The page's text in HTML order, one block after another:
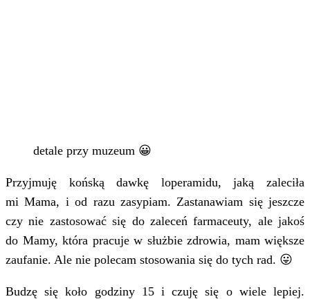
detale przy muzeum 😀
Przyjmuję końską dawkę loperamidu, jaką zaleciła
mi Mama, i od razu zasypiam. Zastanawiam się jeszcze
czy nie zastosować się do zaleceń farmaceuty, ale jakoś
do Mamy, która pracuje w służbie zdrowia, mam większe
zaufanie. Ale nie polecam stosowania się do tych rad. 😛
Budzę się koło godziny 15 i czuję się o wiele lepiej.